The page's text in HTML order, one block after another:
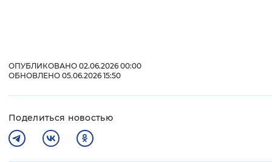
ОПУБЛИКОВАНО 02.06.2026 00:00
ОБНОВЛЕНО 05.06.2026 15:50
Поделиться новостью